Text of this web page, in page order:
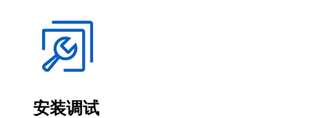
安装调试